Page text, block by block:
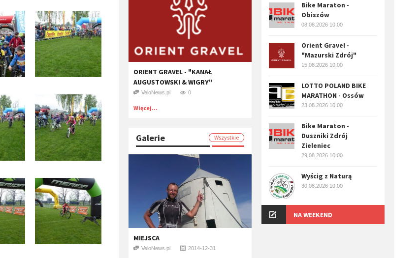
ORIENT GRAVEL - "KANAŁ
AUGUSTOWSKI & WIGRY"
VeloNews.pl 0
Więcej...
Galerie Wszystkie
MIEJSCA
VeloNews.pl 2014-12-31
Bike Maraton -
Obiszów
08.08.2026 10:00
Orient Gravel -
"Mazurski Zdrój"
15.08.2026 10:00
LOTTO POLAND BIKE
MARATHON - Ossów
23.08.2026 10:00
Bike Maraton -
Duszniki Zdrój
Zieleniec
29.08.2026 10:00
Wyścig z Naturą
30.08.2026 10:00
NA WEEKEND